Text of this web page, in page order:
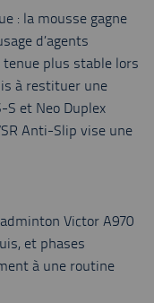
: la mousse gagne
d’agents
plus stable lors
à restituer une
S et Neo Duplex
Anti-Slip vise une
Victor A970
et phases
à une routine